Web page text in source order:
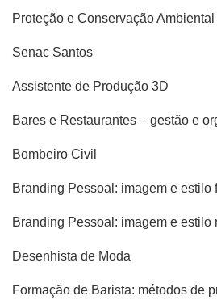
Proteção e Conservação
Senac Santos
Assistente de Produção 3D
Bares e Restaurantes – gestão e
Bombeiro Civil
Branding Pessoal: imagem e estilo
Branding Pessoal: imagem e estilo
Desenhista de Moda
Formação de Barista: métodos de